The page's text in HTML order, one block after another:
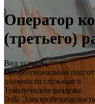
Оператор
(третьего)
Вид услуги
Профессиональная
должности служащего
Тематические разделы
ЭлБ.